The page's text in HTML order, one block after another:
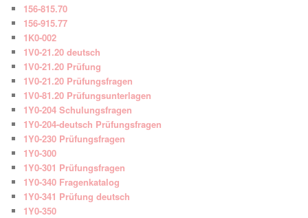
156-815.70
156-915.77
1K0-002
1V0-21.20 deutsch
1V0-21.20 Prüfung
1V0-21.20 Prüfungsfragen
1V0-81.20 Prüfungsunterlagen
1Y0-204 Schulungsfragen
1Y0-204-deutsch Prüfungsfragen
1Y0-230 Prüfungsfragen
1Y0-300
1Y0-301 Prüfungsfragen
1Y0-340 Fragenkatalog
1Y0-341 Prüfung deutsch
1Y0-350